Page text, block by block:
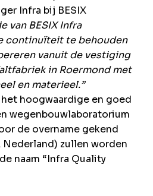
Infra bij BESIX
van BESIX Infra
continuïteit te behouden
vanuit de vestiging
in Roermond met
en materieel.”
hoogwaardige en goed
wegenbouwlaboratorium
de overname gekend
Nederland) zullen worden
naam “Infra Quality